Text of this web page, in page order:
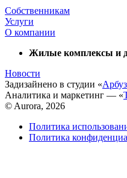
Собственникам
Услуги
О компании
Жилые комплексы и
Новости
Задизайнено в студии «Арбуз
Аналитика и маркетинг — «
© Aurora, 2026
Политика
Политика